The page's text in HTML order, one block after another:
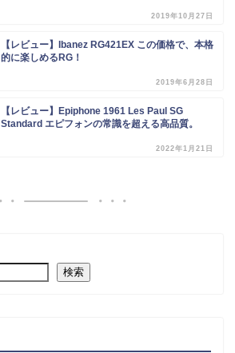
2019年10月27日
【レビュー】Ibanez RG421EX この価格で、本格
的に楽しめるRG！
2019年6月28日
【レビュー】Epiphone 1961 Les Paul SG
Standard エピフォンの常識を超える高品質。
2022年1月21日
検索